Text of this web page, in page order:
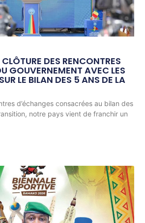
DES RENCONTRES
GOUVERNEMENT AVEC LES
LE BILAN DES 5 ANS DE LA
d’échanges consacrées au bilan des
notre pays vient de franchir un